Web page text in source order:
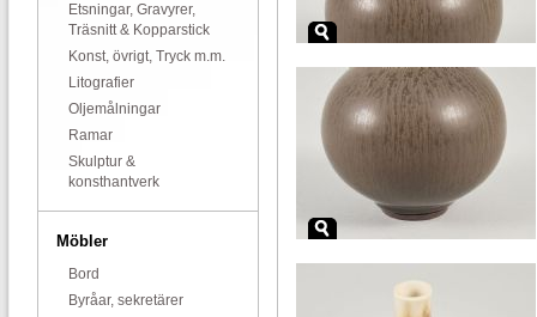
Etsningar, Gravyrer,
Träsnitt & Kopparstick
Konst, övrigt, Tryck m.m.
Litografier
Oljemålningar
Ramar
Skulptur &
konsthantverk
Möbler
Bord
Byråar, sekretärer